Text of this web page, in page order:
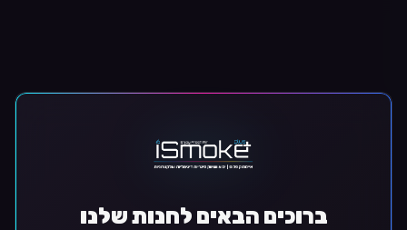
ברוכים הבאים לחנות שלנו